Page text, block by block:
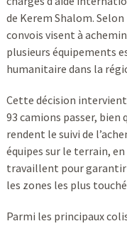
de Kerem Shalom.
convois visent à
plusieurs équipements
humanitaire dans la
Cette décision intervient
93 camions passer,
rendent le suivi de
équipes sur le terrain,
travaillent pour garantir
les zones les plus
Parmi les principaux